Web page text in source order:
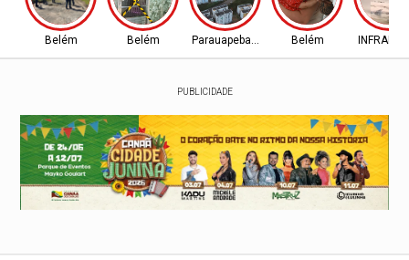
Belém Belém Parauapebas - PA Belém
PUBLICIDADE